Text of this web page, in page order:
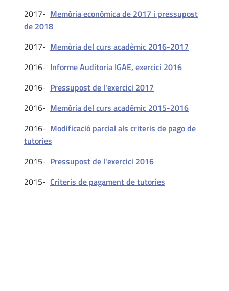
2017- Memòria econòmica de 2017 i pressupost
de 2018
2017- Memòria del curs acadèmic 2016-2017
2016- Informe Auditoria IGAE, exercici 2016
2016- Pressupost de l'exercici 2017
2016- Memòria del curs acadèmic 2015-2016
2016- Modificació parcial als criteris de pago de
tutories
2015- Pressupost de l'exercici 2016
2015- Criteris de pagament de tutories